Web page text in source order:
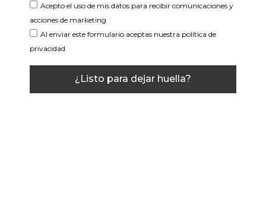
Acepto el uso de mis datos para recibir comunicaciones y
acciones de marketing
Al enviar este formulario aceptas nuestra política de
privacidad
¿Listo para dejar huella?